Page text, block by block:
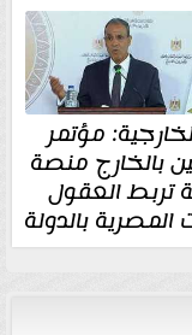
مؤتمر
بالخارج منصة
تربط العقول
المصرية بالدولة